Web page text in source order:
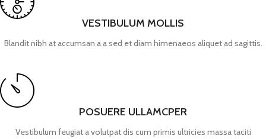
VESTIBULUM MOLLIS
Blandit nibh at accumsan a a sed et diam himenaeos aliquet ad sagittis.
POSUERE ULLAMCPER
Vestibulum feugiat a volutpat dis cum primis ultricies massa taciti